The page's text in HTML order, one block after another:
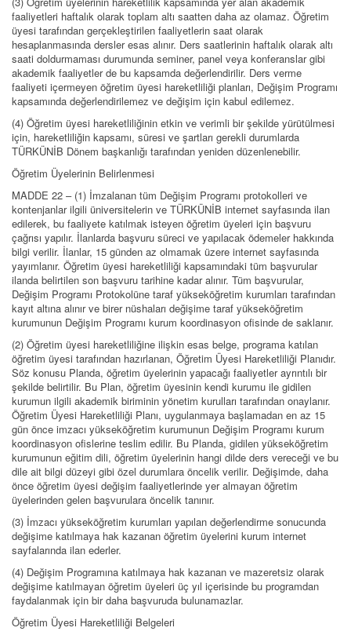
faaliyetleri haftalık olarak toplam altı saatten daha az olamaz. Öğretim
üyesi tarafından gerçekleştirilen faaliyetlerin saat olarak
hesaplanmasında dersler esas alınır. Ders saatlerinin haftalık olarak altı
saati doldurmaması durumunda seminer, panel veya konferanslar gibi
akademik faaliyetler de bu kapsamda değerlendirilir. Ders verme
faaliyeti içermeyen öğretim üyesi hareketliliği planları, Değişim Programı
kapsamında değerlendirilemez ve değişim için kabul edilemez.
(4) Öğretim üyesi hareketliliğinin etkin ve verimli bir şekilde yürütülmesi
için, hareketliliğin kapsamı, süresi ve şartları gerekli durumlarda
TÜRKÜNİB Dönem başkanlığı tarafından yeniden düzenlenebilir.
Öğretim Üyelerinin Belirlenmesi
MADDE 22 – (1) İmzalanan tüm Değişim Programı protokolleri ve
kontenjanlar ilgili üniversitelerin ve TÜRKÜNİB internet sayfasında ilan
edilerek, bu faaliyete katılmak isteyen öğretim üyeleri için başvuru
çağrısı yapılır. İlanlarda başvuru süreci ve yapılacak ödemeler hakkında
bilgi verilir. İlanlar, 15 günden az olmamak üzere internet sayfasında
yayımlanır. Öğretim üyesi hareketliliği kapsamındaki tüm başvurular
ilanda belirtilen son başvuru tarihine kadar alınır. Tüm başvurular,
Değişim Programı Protokolüne taraf yükseköğretim kurumları tarafından
kayıt altına alınır ve birer nüshaları değişime taraf yükseköğretim
kurumunun Değişim Programı kurum koordinasyon ofisinde de saklanır.
(2) Öğretim üyesi hareketliliğine ilişkin esas belge, programa katılan
öğretim üyesi tarafından hazırlanan, Öğretim Üyesi Hareketliliği Planıdır.
Söz konusu Planda, öğretim üyelerinin yapacağı faaliyetler ayrıntılı bir
şekilde belirtilir. Bu Plan, öğretim üyesinin kendi kurumu ile gidilen
kurumun ilgili akademik biriminin yönetim kurulları tarafından onaylanır.
Öğretim Üyesi Hareketliliği Planı, uygulanmaya başlamadan en az 15
gün önce imzacı yükseköğretim kurumunun Değişim Programı kurum
koordinasyon ofislerine teslim edilir. Bu Planda, gidilen yükseköğretim
kurumunun eğitim dili, öğretim üyelerinin hangi dilde ders vereceği ve bu
dile ait bilgi düzeyi gibi özel durumlara öncelik verilir. Değişimde, daha
önce öğretim üyesi değişim faaliyetlerinde yer almayan öğretim
üyelerinden gelen başvurulara öncelik tanınır.
(3) İmzacı yükseköğretim kurumları yapılan değerlendirme sonucunda
değişime katılmaya hak kazanan öğretim üyelerini kurum internet
sayfalarında ilan ederler.
(4) Değişim Programına katılmaya hak kazanan ve mazeretsiz olarak
değişime katılmayan öğretim üyeleri üç yıl içerisinde bu programdan
faydalanmak için bir daha başvuruda bulunamazlar.
Öğretim Üyesi Hareketliliği Belgeleri